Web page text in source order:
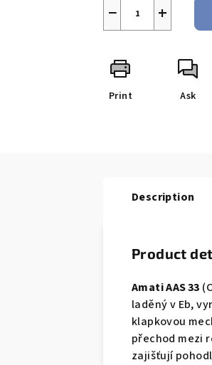
+
−
Print Ask
Description
Product
Amati AAS 33
laděný v Eb,
klapkovou
přechod mezi
zajišťují